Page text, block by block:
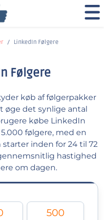
LinkedIn Følgere
Følgere
køb af følgerpakker
øge det synlige antal
købe LinkedIn
følgere, med en
starter inden for 24 til 72
hastighed
om dagen.
500